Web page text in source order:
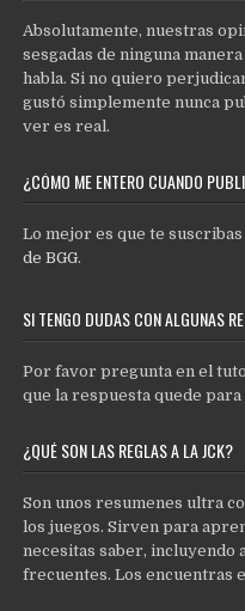
Absolutamente, nuestras
sesgadas de ninguna
habla. Si no quiero
gustó simplemente nunca
ver es real.
¿CÓMO ME ENTERO CUANDO
Lo mejor es que te
de BGG.
SI TENGO DUDAS CON ALGUNAS
Por favor pregunta en el
que la respuesta quede para
¿QUÉ SON LAS REGLAS A LA JCK?
Son unos resumenes ultra
los juegos. Sirven para
necesitas saber, incluyendo
frecuentes. Los encuentras